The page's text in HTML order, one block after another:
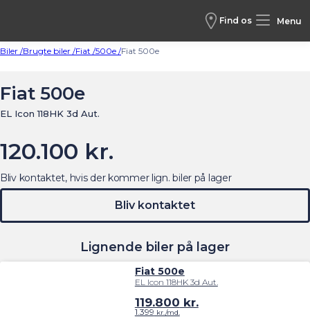
Find os Menu
Biler /Brugte biler /Fiat /500e /Fiat 500e
Fiat 500e
EL Icon 118HK 3d Aut.
120.100 kr.
Lignende biler på lager
Fiat 500e
EL Icon 118HK 3d Aut.
119.800 kr.
1.399 kr./md.
Bliv kontaktet, hvis der kommer lign. biler på lager
Bliv kontaktet